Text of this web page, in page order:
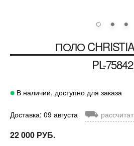
ПОЛО
PL-75842
В наличии, доступно для заказа
Доставка: 09 августа ⛟
22 000 РУБ.